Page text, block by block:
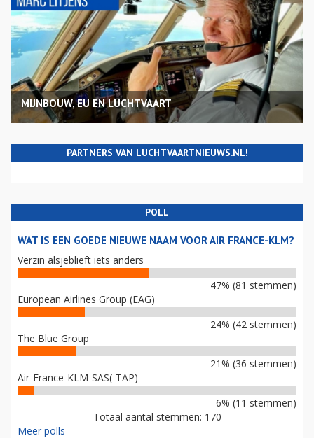
MIJNBOUW, EU EN LUCHTVAART
PARTNERS VAN LUCHTVAARTNIEUWS.NL!
POLL
WAT IS EEN GOEDE NIEUWE NAAM VOOR AIR FRANCE-KLM?
Verzin alsjeblieft iets anders
47% (81 stemmen)
European Airlines Group (EAG)
24% (42 stemmen)
The Blue Group
21% (36 stemmen)
Air-France-KLM-SAS(-TAP)
6% (11 stemmen)
Totaal aantal stemmen: 170
Meer polls